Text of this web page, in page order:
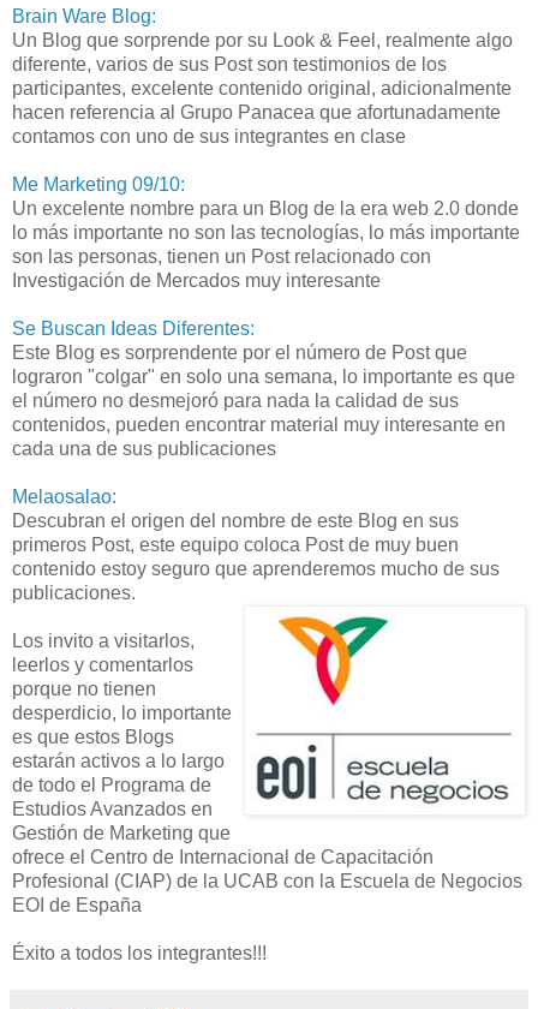
Brain Ware Blog:
Un Blog que sorprende por su Look & Feel, realmente algo
diferente, varios de sus Post son testimonios de los
participantes, excelente contenido original, adicionalmente
hacen referencia al Grupo Panacea que afortunadamente
contamos con uno de sus integrantes en clase
Me Marketing 09/10:
Un excelente nombre para un Blog de la era web 2.0 donde
lo más importante no son las tecnologías, lo más importante
son las personas, tienen un Post relacionado con
Investigación de Mercados muy interesante
Se Buscan Ideas Diferentes:
Este Blog es sorprendente por el número de Post que
lograron "colgar" en solo una semana, lo importante es que
el número no desmejoró para nada la calidad de sus
contenidos, pueden encontrar material muy interesante en
cada una de sus publicaciones
Melaosalao:
Descubran el origen del nombre de este Blog en sus
primeros Post, este equipo coloca Post de muy buen
contenido estoy seguro que aprenderemos mucho de sus
publicaciones.
Los invito a visitarlos,
leerlos y comentarlos
porque no tienen
desperdicio, lo importante
es que estos Blogs
estarán activos a lo largo
de todo el Programa de
Estudios Avanzados en
Gestión de Marketing que
ofrece el Centro de Internacional de Capacitación
Profesional (CIAP) de la UCAB con la Escuela de Negocios
EOI de España
Éxito a todos los integrantes!!!